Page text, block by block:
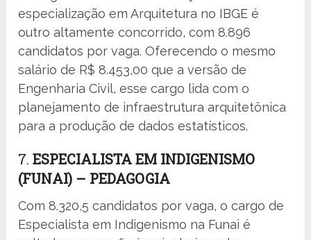
especialização em Arquitetura no IBGE é
outro altamente concorrido, com 8.896
candidatos por vaga. Oferecendo o mesmo
salário de R$ 8.453,00 que a versão de
Engenharia Civil, esse cargo lida com o
planejamento de infraestrutura arquitetônica
para a produção de dados estatísticos.
7.ESPECIALISTA EM INDIGENISMO
(FUNAI) – PEDAGOGIA
Com 8.320,5 candidatos por vaga, o cargo de
Especialista em Indigenismo na Funai é